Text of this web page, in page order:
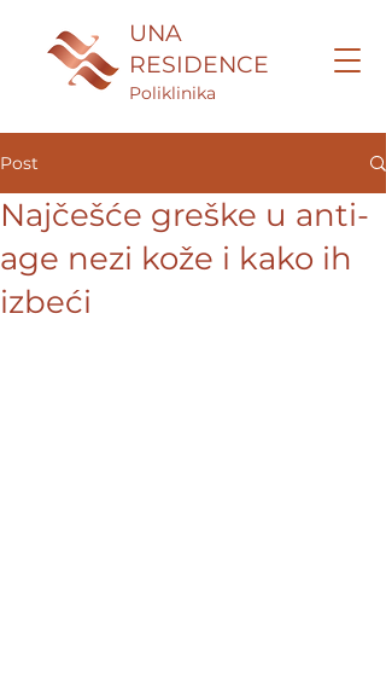
UNA
RESIDENCE
Poliklinika
Post
Najčešće greške u anti-
age nezi kože i kako ih
izbeći